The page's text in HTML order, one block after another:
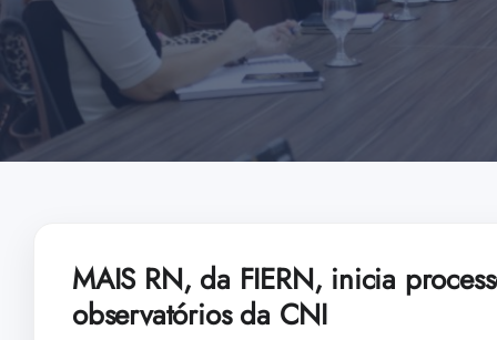
MAIS RN, da FIERN, inicia
observatórios da CNI